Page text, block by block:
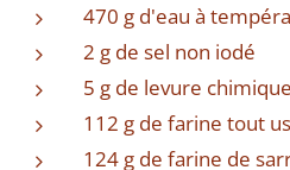
470 g d'eau à
2 g de sel non iodé
5 g de levure
112 g de farine tout
124 g de farine de